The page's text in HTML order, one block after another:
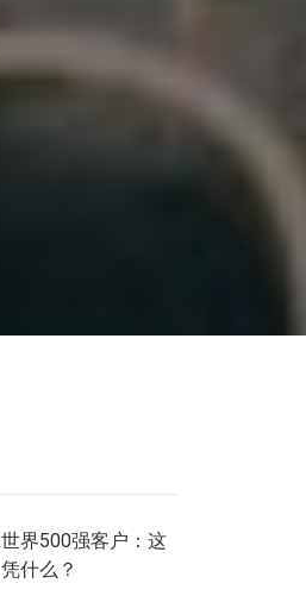
界500强客户：这
什么？